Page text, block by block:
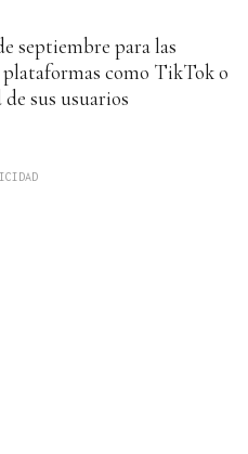
septiembre para las
plataformas como TikTok o
sus usuarios